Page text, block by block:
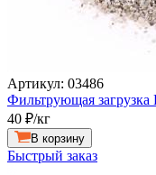
Артикул: 03486
Фильтрующая
40 ₽/кг
В корзину
Быстрый заказ